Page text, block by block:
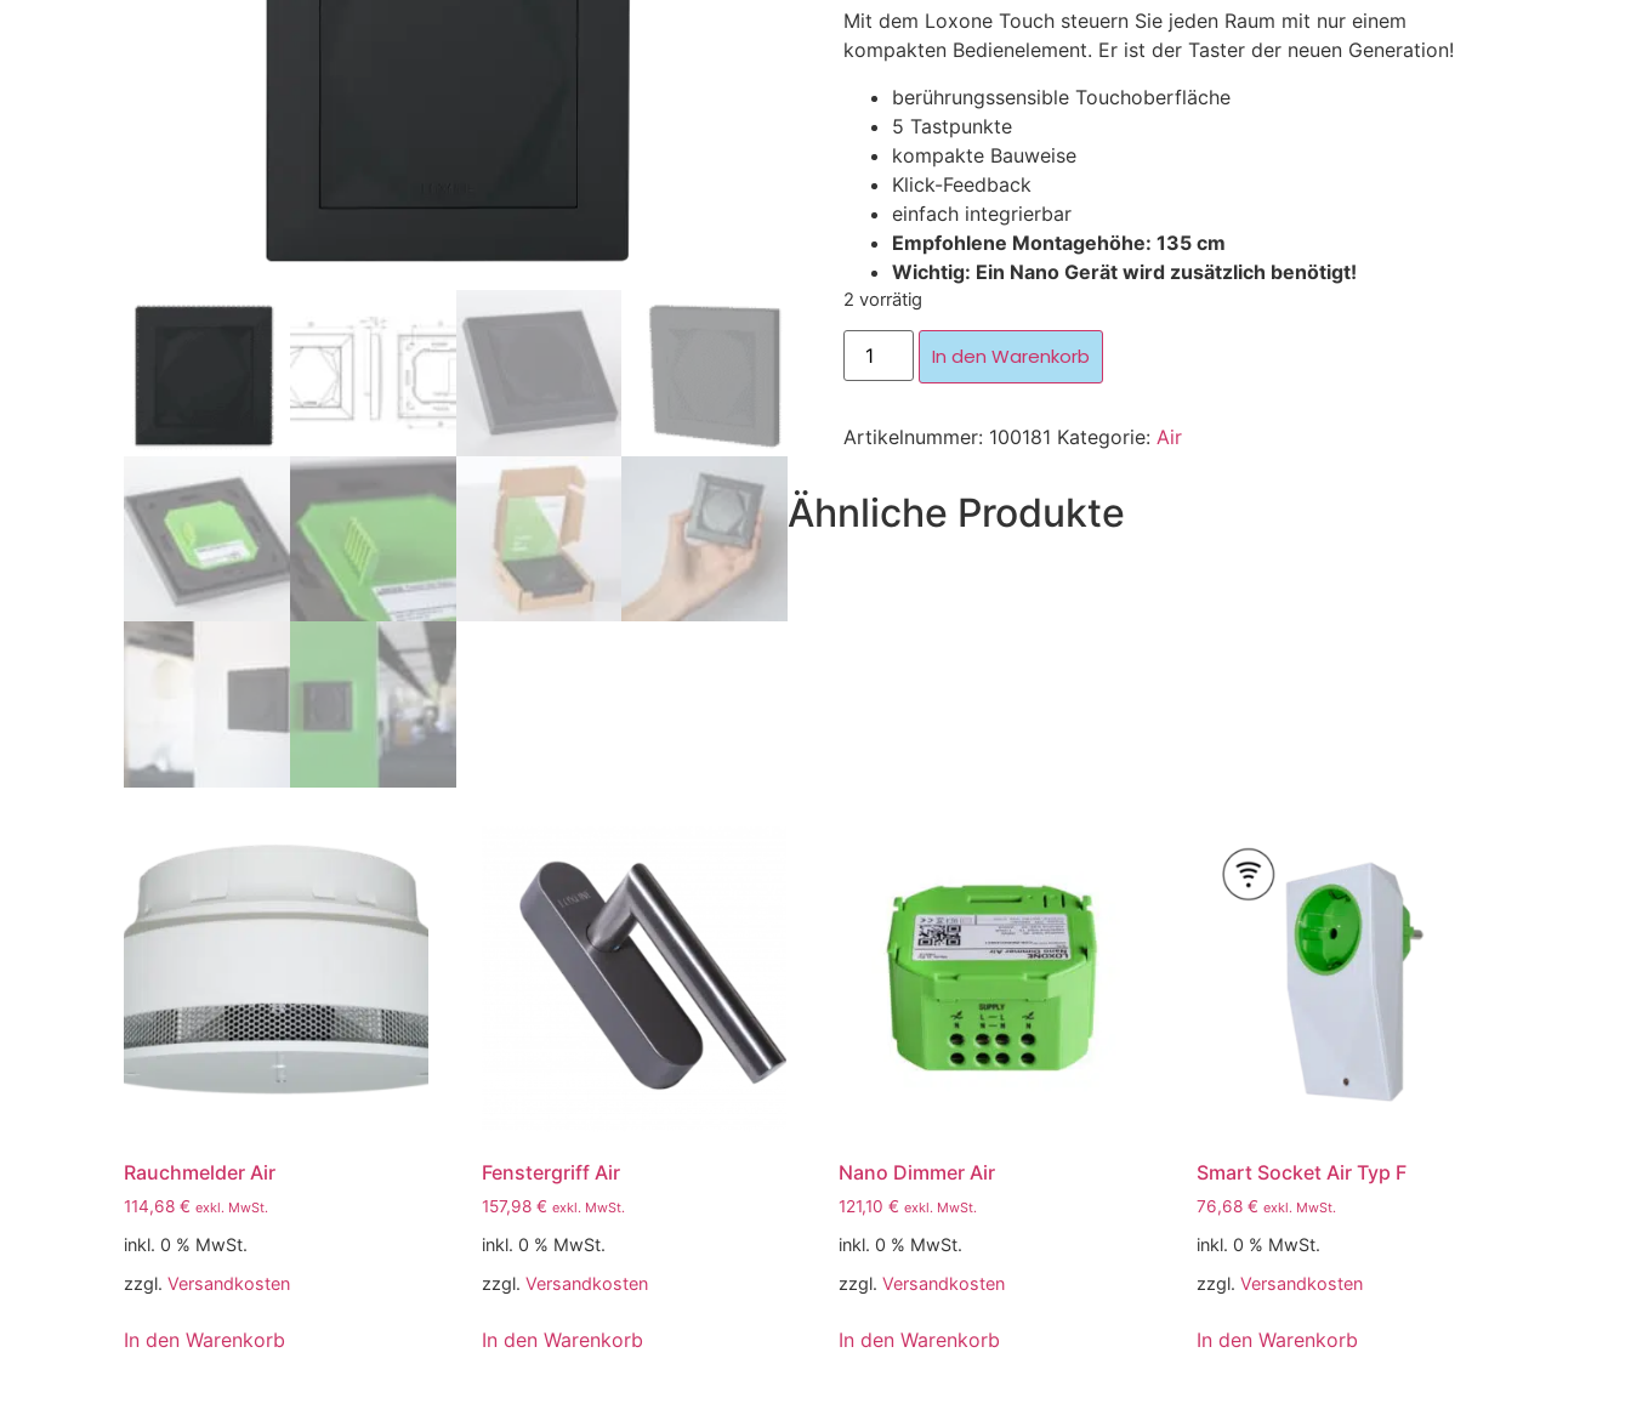
Mit dem Loxone Touch steuern Sie jeden Raum mit nur einem
kompakten Bedienelement. Er ist der Taster der neuen Generation!
berührungssensible Touchoberfläche
5 Tastpunkte
kompakte Bauweise
Klick-Feedback
einfach integrierbar
Empfohlene Montagehöhe: 135 cm
Wichtig: Ein Nano Gerät wird zusätzlich benötigt!
2 vorrätig
In den Warenkorb
Artikelnummer: 100181 Kategorie: Air
Ähnliche Produkte
Rauchmelder Air
114,68 € exkl. MwSt.
inkl. 0 % MwSt.
zzgl. Versandkosten
In den Warenkorb
Fenstergriff Air
157,98 € exkl. MwSt.
inkl. 0 % MwSt.
zzgl. Versandkosten
In den Warenkorb
Nano Dimmer Air
121,10€ exkl. MwSt.
inkl. 0 % MwSt.
zzgl.Versandkosten
In den Warenkorb
Smart Socket Air Typ F
76,68€ exkl. MwSt.
inkl. 0 % MwSt.
zzgl.Versandkosten
In den Warenkorb